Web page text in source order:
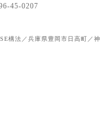
45-0207
構法／兵庫県豊岡市日高町